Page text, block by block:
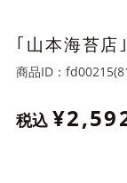
｢山本海苔
商品ID：
税込